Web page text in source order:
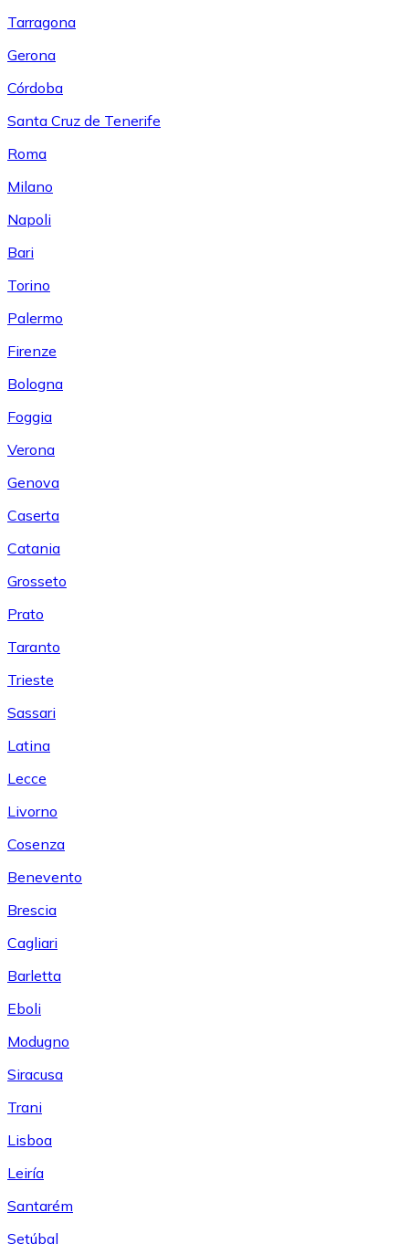
Tarragona
Gerona
Córdoba
Santa Cruz de Tenerife
Roma
Milano
Napoli
Bari
Torino
Palermo
Firenze
Bologna
Foggia
Verona
Genova
Caserta
Catania
Grosseto
Prato
Taranto
Trieste
Sassari
Latina
Lecce
Livorno
Cosenza
Benevento
Brescia
Cagliari
Barletta
Eboli
Modugno
Siracusa
Trani
Lisboa
Leiría
Santarém
Setúbal